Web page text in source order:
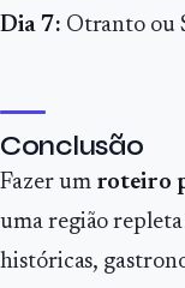
Dia 7: Otranto ou
Conclusão
Fazer um roteiro
uma região
históricas,